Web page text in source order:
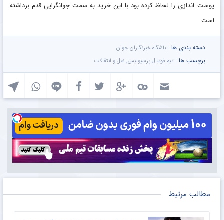
پوست اندازی را لحاظ کرده بود با این خرید به سمت جوانگرایی قدم برداشته
است.
دسته بندی ها : باشگاه خبرنگاران جوان
برچسب ها : تیم فوتبال پرسپولیس, نقل و انتقالات
مطالب مرتبط